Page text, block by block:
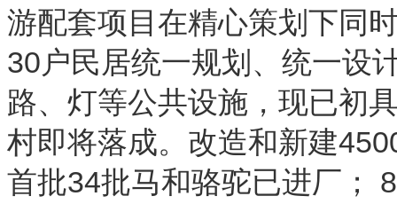
游配套项目在精心策划下同
30户民居统一规划、统一设
路、灯等公共设施，现已初
村即将落成。改造和新建
首批34批马和骆驼已进厂；